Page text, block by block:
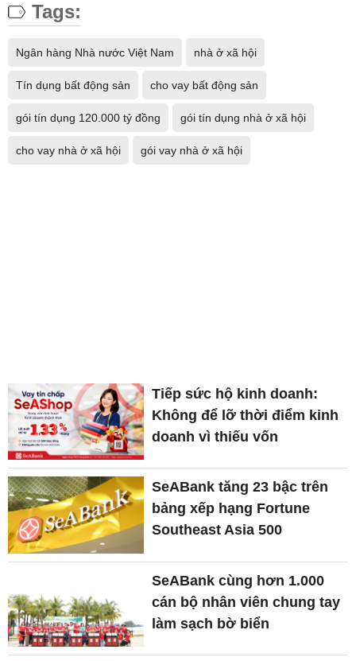
Tags:
Ngân hàng Nhà nước Việt Nam nhà ở xã hội
Tín dụng bất động sản cho vay bất động sản
gói tín dụng 120.000 tỷ đồng gói tín dụng nhà ở xã hội
cho vay nhà ở xã hội gói vay nhà ở xã hội
Tiếp sức hộ kinh doanh:
Không để lỡ thời điểm kinh
doanh vì thiếu vốn
SeABank tăng 23 bậc trên
bảng xếp hạng Fortune
Southeast Asia 500
SeABank cùng hơn 1.000
cán bộ nhân viên chung tay
làm sạch bờ biển